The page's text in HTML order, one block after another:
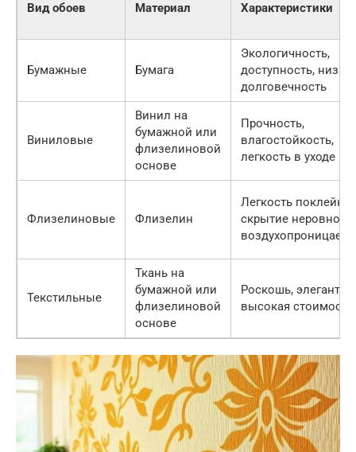
Вид обоев Материал Характеристики
Бумажные Бумага
Экологичность,
доступность,
долговечность
Виниловые
Винил на
бумажной или
флизелиновой
основе
Прочность,
влагостойкость,
легкость в уходе
Флизелиновые Флизелин
Легкость поклейки,
скрытие
Текстильные
Ткань на
бумажной или
флизелиновой
основе
Роскошь,
высокая стоимость